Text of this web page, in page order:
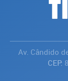
Av. Cândido
CEP: